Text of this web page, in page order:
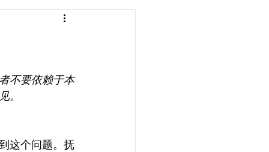
不要依赖于本
。
这个问题。抚